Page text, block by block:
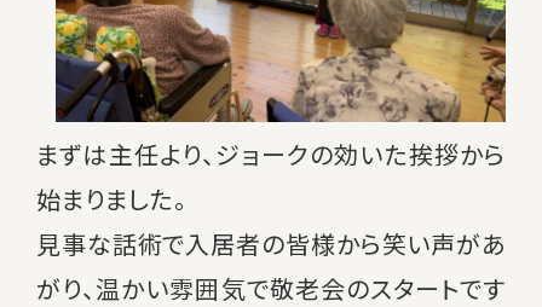
まずは主任より、ジョークの効いた挨拶から
始まりました。
見事な話術で入居者の皆様から笑い声があ
がり、温かい雰囲気で敬老会のスタートです